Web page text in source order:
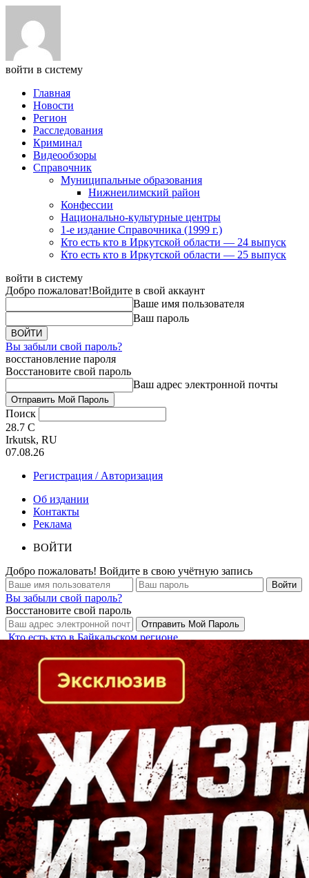
войти в систему
Главная
Новости
Регион
Расследования
Криминал
Видеообзоры
Справочник
Муниципальные образования
Нижнеилимский район
Конфессии
Национально-культурные центры
1-е издание Справочника (1999 г.)
Кто есть кто в Иркутской области — 24 выпуск
Кто есть кто в Иркутской области — 25 выпуск
войти в систему
Добро пожаловат!Войдите в свой аккаунт
Ваше имя пользователя
Ваш пароль
Вы забыли свой пароль?
восстановление пароля
Восстановите свой пароль
Ваш адрес электронной почты
Поиск
28.7 C
Irkutsk, RU
07.08.26
Регистрация / Авторизация
Об издании
Контакты
Реклама
ВОЙТИ
Добро пожаловать! Войдите в свою учётную запись
Вы забыли свой пароль?
Восстановите свой пароль
Кто есть кто в Байкальском регионе